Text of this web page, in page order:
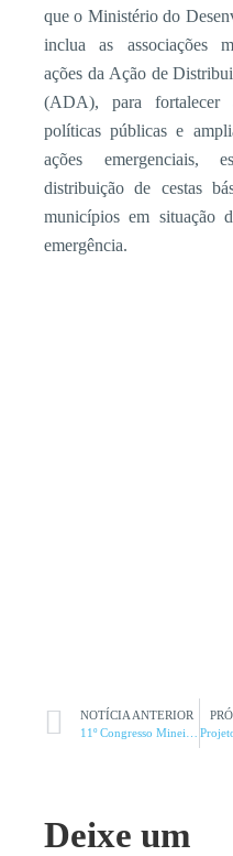
que o Ministério do
inclua as associações
ações da Ação de
(ADA), para fortalecer
políticas públicas e
ações emergenciais,
distribuição de cestas
municípios em situação
emergência.
NOTÍCIA ANTERIOR
Deixe um